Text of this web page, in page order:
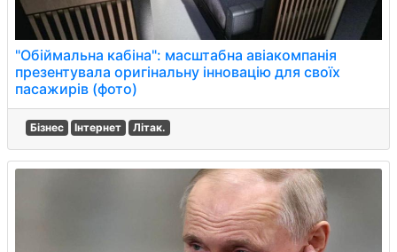
"Обіймальна кабіна": масштабна авіакомпанія
презентувала оригінальну інновацію для своїх
пасажирів (фото)
Бізнес Інтернет Літак.